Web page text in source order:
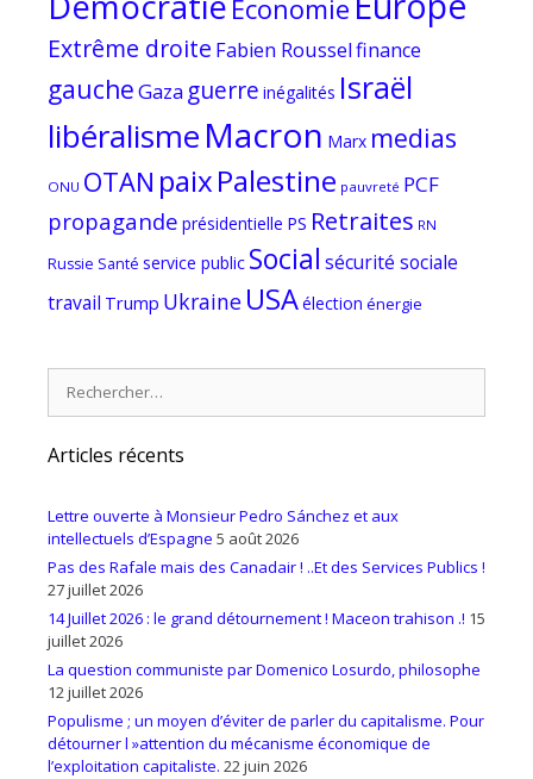
Economie
Extrême droite Fabien Rousselfinance
gaucheGaza guerre inégalités Israël
libéralismeMacron Marx medias
ONU OTAN paixPalestine pauvreté PCF
propagande présidentielle PS Retraites RN
Russie Santé service public Social sécurité sociale
travail Trump Ukraine USAélection énergie
Articles récents
Lettre ouverte à Monsieur Pedro Sánchez et aux
intellectuels d’Espagne 5 août 2026
Pas des Rafale mais des Canadair ! ..Et des Services Publics !
27 juillet 2026
14 Juillet 2026 : le grand détournement ! Maceon trahison .! 15
juillet 2026
La question communiste par Domenico Losurdo, philosophe
12 juillet 2026
Populisme ; un moyen d’éviter de parler du capitalisme. Pour
détourner l »attention du mécanisme économique de
l’exploitation capitaliste. 22 juin 2026